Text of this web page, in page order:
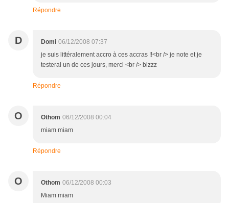
Répondre
D Domi 06/12/2008 07:37
je suis littéralement accro à ces accras !!<br /> je note et je
testerai un de ces jours, merci <br /> bizzz
Répondre
O Othom 06/12/2008 00:04
miam miam
Répondre
O Othom 06/12/2008 00:03
Miam miam